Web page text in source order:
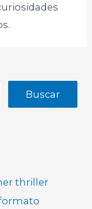
Buscar
thriller